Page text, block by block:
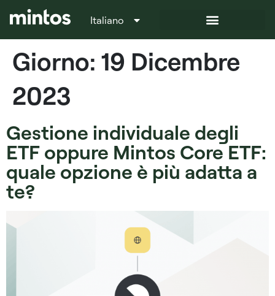
Italiano
Français
Giorno: 19 Dicembre
2023
Gestione individuale degli
ETF oppure Mintos Core ETF:
quale opzione è più adatta a
te?